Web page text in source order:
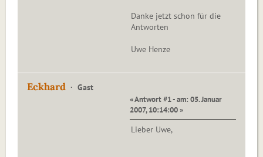
Danke jetzt schon für die
Antworten
Uwe Henze
Eckhard Gast
« Antwort #1 - am: 05. Januar
2007, 10:14:00 »
Lieber Uwe,